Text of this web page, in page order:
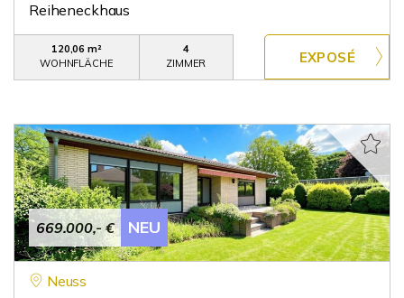
Reiheneckhaus
120,06 m²
WOHNFLÄCHE
4
ZIMMER
669.000,- € NEU
Neuss